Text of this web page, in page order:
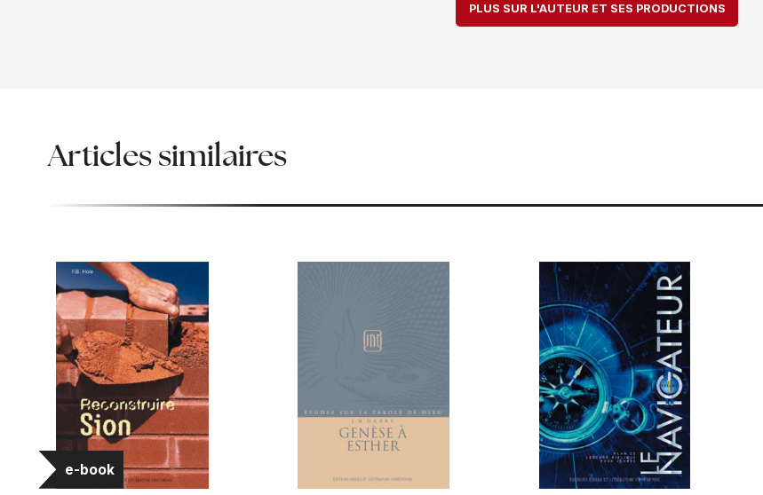
PLUS SUR L'AUTEUR ET SES PRODUCTIONS
Articles similaires
e-book